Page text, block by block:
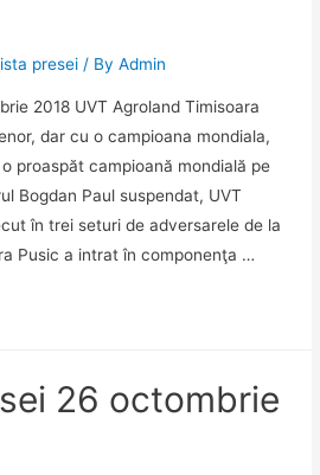
presei / ByAdmin
2018 UVT Agroland Timisoara
dar cu o campioana mondiala,
proaspăt campioană mondială pe
Bogdan Paul suspendat, UVT
în trei seturi de adversarele de la
Pusic a intrat în componenţa …
26 octombrie